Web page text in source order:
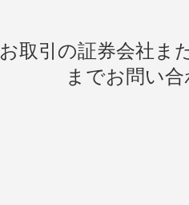
お取引の証券会社ま
までお問い